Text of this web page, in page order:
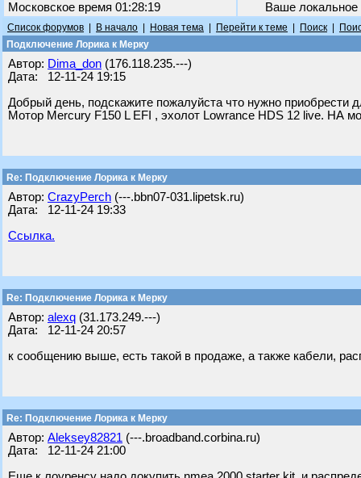
Московское время 01:28:19 Ваше
Список форумов В начало Новая тема Перейти к теме Поиск
Подключение Лорика к Мерку
Автор: Dima_don (176.118.235.---)
Дата: 12-11-24 19:15
Добрый день, подскажите пожалуйста что нужно
Мотор Mercury F150 L EFI , эхолот Lowrance HDS 12 live. НА
Re: Подключение Лорика к Мерку
Автор: CrazyPerch (---.bbn07-031.lipetsk.ru)
Дата: 12-11-24 19:33
Ссылка.
Re: Подключение Лорика к Мерку
Автор: alexq (31.173.249.---)
Дата: 12-11-24 20:57
к сообщению выше, есть такой в продаже, а также кабели,
Re: Подключение Лорика к Мерку
Автор: Aleksey82821 (---.broadband.corbina.ru)
Дата: 12-11-24 21:00